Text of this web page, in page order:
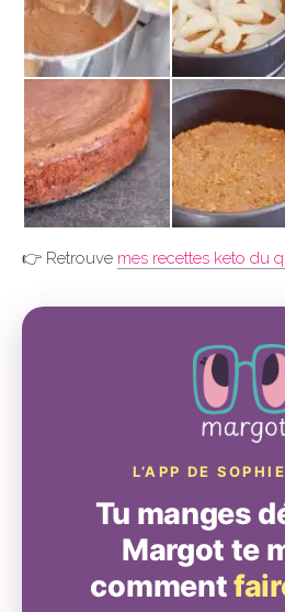
👉 Retrouve mes recettes keto du
L’APP DE
Tu manges
Margot te
comment